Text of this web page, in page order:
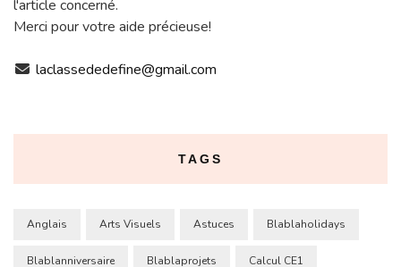
l'article concerné.
Merci pour votre aide précieuse!
laclassededefine@gmail.com
TAGS
Anglais Arts Visuels Astuces Blablaholidays
Blablanniversaire Blablaprojets Calcul CE1